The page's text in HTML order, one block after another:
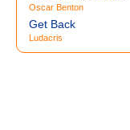
Oscar Benton
Get Back
Ludacris